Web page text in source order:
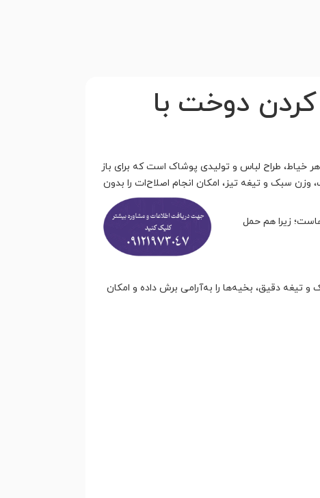
کردن دوخت با
خیاط، طراح لباس و تولیدی پوشاک است که برای باز
وزن سبک و تیغه تیز، امکان انجام اصلاحات را بدون
زیرا هم حمل
و تیغه دقیق، بخیه‌ها را به‌آرامی برش داده و امکان